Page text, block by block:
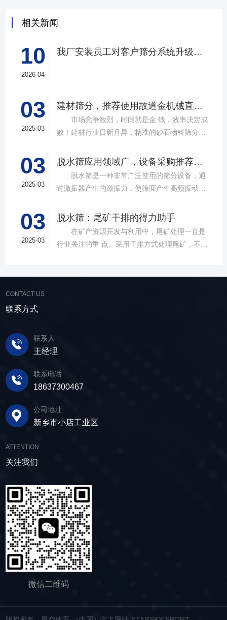
相关新闻
10
2026-04
我厂安装员工对客户筛分系统升级改造完工，客户很满意，我们也很高兴！
03
2025-03
建材筛分，推荐使用故道金机械直线筛
市场竞争激烈，时间就是金 钱，效率决定成
败！建材行业日新月异，精准的砂石物料筛分工
故道金机械，深耕振动筛分领域三十载，推出多
款高质量直线筛设备，以稳定的筛分质量，强大
的处理能力，提供建材砂石物料筛分解决方
队，产品设计时考虑机械结构、动力学特性和操
作便捷性，其生产的直线筛产品使用时，物料在
筛面快速且均匀分布，筛孔不堵塞，筛分效率
质量材料，生产环节层层把控，生产出的振动筛
定作业。另外，该直线筛设备维护保养便捷，只
需要定期检查、清洁、添加润滑油，即可保证振
领未来 追求筛分效率的同时，故道金机械也
积极响应国家环保政策，部分直线筛筛体采用全
建材物料的筛分效率，欢迎随时星空体育·（中
国）官方网站-STARSKY SPORT，故道金机械
将提供高质量的产品，竭诚为您服务！
03
2025-03
脱水筛应用领域广，设备采购推荐选择实力厂家
脱水筛是一种非常广泛使用的筛分设备，通
过激振器产生的激振力，使筛面产生高频振动，
与液体之间的分离。在多个行业中，脱水筛都发
挥着不可或缺的作用。故道金机械带大家一起了
解。 ▲故道金机械单层高频脱水振动筛
筛协助去除多余的水分，以便于尾矿的堆放或再
泥中的水分去除，使其达到后续加工的要
石料厂的水洗砂脱水处理。水洗砂在生产过程中
需要去除表面的泥土和杂质，这时候就需要用脱
水筛，通过脱水筛对物料进行处理，可以确保砂
子的质量符合建筑要求，为建筑工程提供高质量
脱水筛的重要性有了更加清晰地认识，在产品采
购时，也一定要擦亮眼睛。故道金机械深耕振动
筛分行业多年，拥有丰富的生产经验和出色的技
术实力，我们生产的脱水筛产品，品质稳定，生
产效率高，使用维护便利，能够满足不同行业，
不同客户的多样化需求，助力生产提效。
03
2025-03
脱水筛：尾矿干排的得力助手
在矿产资源开发与利用中，尾矿处理一直是
行业关注的重 点。采用干排方式处理尾矿，不仅
使筛面产生高频振动，含水物料进入振动筛后，
体之间的分离。 脱水筛筛板采用模块式设
计，无需螺栓即可安装，维护更换便捷，仅需要
的时间。其筛网具备自清洁功能，可轻松清除粘
附在筛网上的物料，预防筛料堵网。此外，脱水
要求，支持24小时不间断的连续干排作业，提升
生产线脱水效率。 ▲脱水振动筛 脱水筛
适用于金属矿山、非金属矿山以及煤矿等领域的
尾矿处理。通过脱水筛的处理，尾矿的含水量大
大降低，干排效果好，为矿山企业带来了显著的
经济效益和社会效益。脱水筛同样适用于电力、
制糖、制盐、污水厂等领域，助力对细颗粒物料
CONTACT US
联系方式
联系人
王经理
联系电话
18637300467
公司地址
新乡市小店工业区
ATTENTION
关注我们
微信二维码